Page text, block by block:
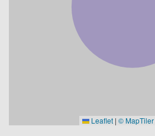
Leaflet | © MapTiler